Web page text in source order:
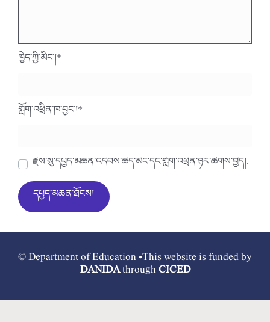
ཁྱེད་ཀྱི་མིང་།*
གློག་འཕྲིན་ཁ་བྱང་།*
རྗེས་སུ་དཔྱད་མཆན་འདེབས་ཆེད་མིང་དང་གློག་འཕྲིན་ཉར་ཚགས་བྱེད།.
© Department of Education •This website is funded by
DANIDAthroughCICED